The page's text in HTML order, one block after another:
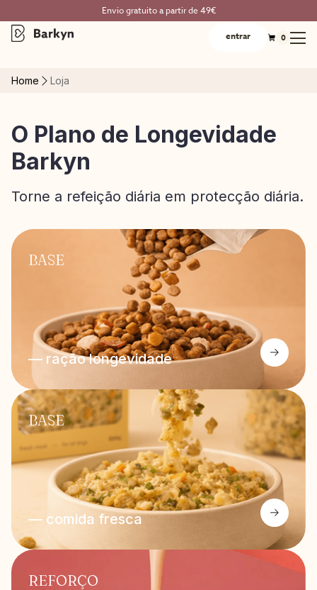
Envio gratuito a partir de 49€
entrar 0
Home Loja
O Plano de Longevidade
Barkyn
Torne a refeição diária em protecção diária.
BASE
— ração longevidade
BASE
— comida fresca
REFORÇO